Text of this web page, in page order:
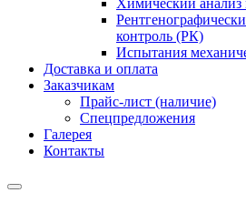
контроль (РК)
Испытания
Доставка и оплата
Заказчикам
Прайс-лист (наличие)
Спецпредложения
Галерея
Контакты